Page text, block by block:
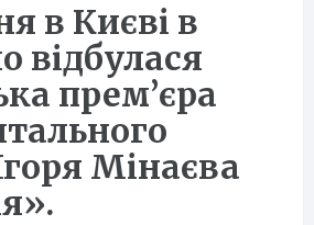
в Києві в
відбулася
прем’єра
Мінаєва